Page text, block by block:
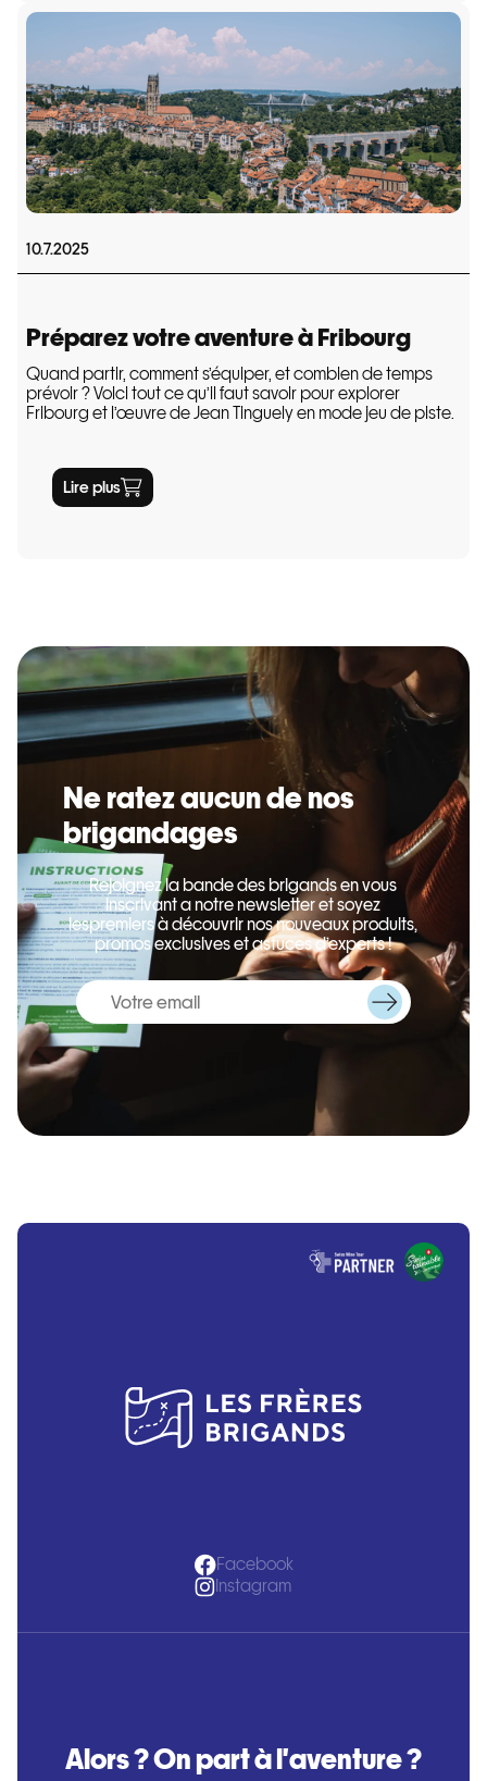
10.7.2025
Préparez votre aventure à Fribourg
Quand partir, comment s’équiper, et combien de temps
prévoir ? Voici tout ce qu’il faut savoir pour explorer
Fribourg et l’œuvre de Jean Tinguely en mode jeu de piste.
Lire plus
Ne ratez aucun de nos
brigandages
Rejoignez la bande des brigands en vous
inscrivant a notre newsletter et soyez
lespremiers à découvrir nos nouveaux produits,
promos exclusives et astuces d’experts !
Facebook
Instagram
Alors ? On part à l'aventure ?